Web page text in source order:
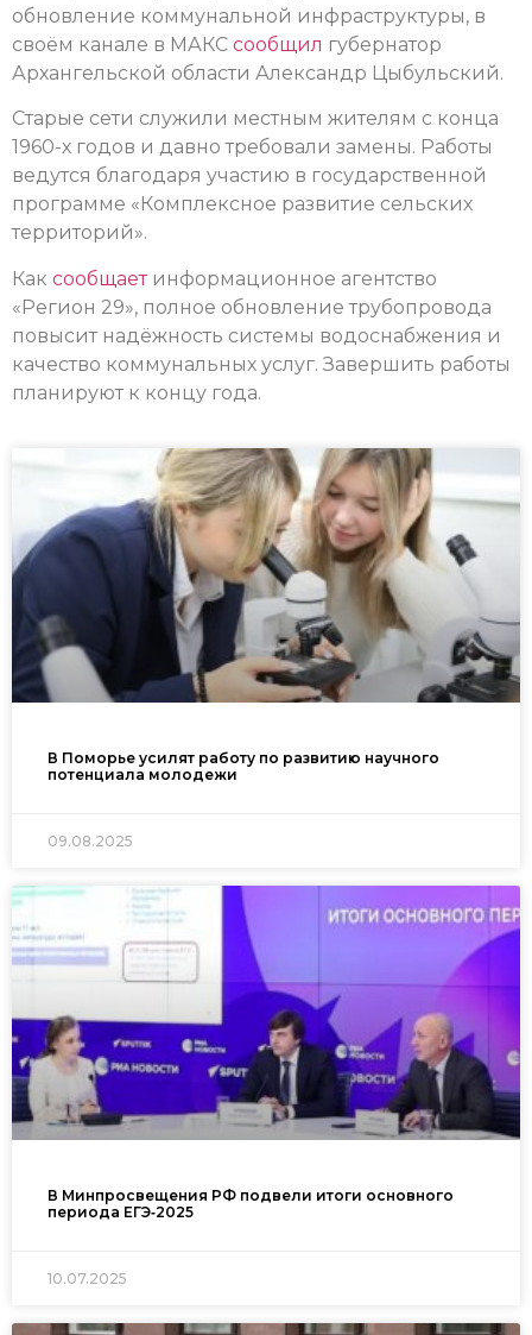
обновление коммунальной инфраструктуры, в
своём канале в МАКС сообщил губернатор
Архангельской области Александр Цыбульский.
Старые сети служили местным жителям с конца
1960-х годов и давно требовали замены. Работы
ведутся благодаря участию в государственной
программе «Комплексное развитие сельских
территорий».
Как сообщаетинформационное агентство
«Регион 29», полное обновление трубопровода
повысит надёжность системы водоснабжения и
качество коммунальных услуг. Завершить работы
планируют к концу года.
В Поморье усилят работу по развитию научного
потенциала молодежи
09.08.2025
В Минпросвещения РФ подвели итоги основного
периода ЕГЭ‑2025
10.07.2025